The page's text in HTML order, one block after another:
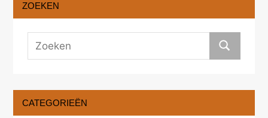
ZOEKEN
CATEGORIEËN